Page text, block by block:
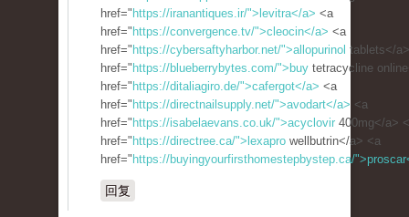
href=" https://iranantiques.ir/">levitra</a> <a
href=" https://convergence.tv/">cleocin</a> <a
href=" https://cybersaftyharbor.net/">allopurinol tablets</
href=" https://blueberrybytes.com/">buy tetracycline
href=" https://ditaliagiro.de/">cafergot</a> <a
href=" https://directnailsupply.net/">avodart</a> <a
href=" https://isabelaevans.co.uk/">acyclovir 400mg</a>
href=" https://directree.ca/">lexapro wellbutrin</a> <a
href=" https://buyingyourfirsthomestepbystep.ca/
回复